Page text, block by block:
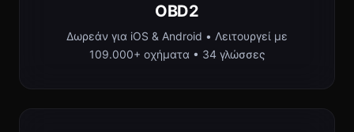
OBD2
Δωρεάν για iOS & Android • Λειτουργεί με
109.000+ οχήματα • 34 γλώσσες